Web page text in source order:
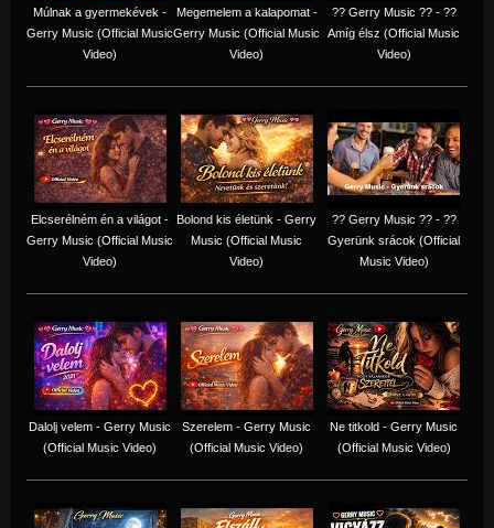
Múlnak a gyermekévek -
Gerry Music (Official Music
Video)
Megemelem a kalapomat -
Gerry Music (Official Music
Video)
?? Gerry Music ?? - ??
Amíg élsz (Official Music
Video)
Elcserélném én a világot -
Gerry Music (Official Music
Video)
Bolond kis életünk - Gerry
Music (Official Music
Video)
?? Gerry Music ?? - ??
Gyerünk srácok (Official
Music Video)
Dalolj velem - Gerry Music
(Official Music Video)
Szerelem - Gerry Music
(Official Music Video)
Ne titkold - Gerry Music
(Official Music Video)